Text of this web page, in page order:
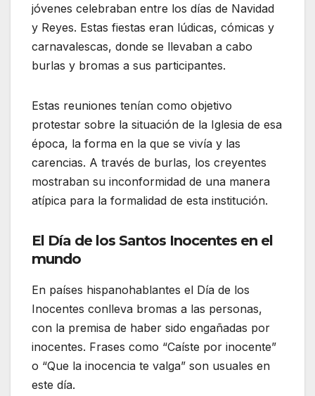
jóvenes celebraban entre los días de Navidad
y Reyes. Estas fiestas eran lúdicas, cómicas y
carnavalescas, donde se llevaban a cabo
burlas y bromas a sus participantes.
Estas reuniones tenían como objetivo
protestar sobre la situación de la Iglesia de esa
época, la forma en la que se vivía y las
carencias. A través de burlas, los creyentes
mostraban su inconformidad de una manera
atípica para la formalidad de esta institución.
El Día de los Santos Inocentes en el
mundo
En países hispanohablantes el Día de los
Inocentes conlleva bromas a las personas,
con la premisa de haber sido engañadas por
inocentes. Frases como “Caíste por inocente”
o “Que la inocencia te valga” son usuales en
este día.